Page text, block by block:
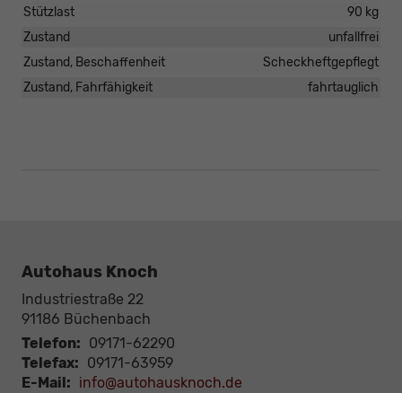
Stützlast
90 kg
Zustand
unfallfrei
Zustand, Beschaffenheit
Scheckheftgepflegt
Zustand, Fahrfähigkeit
fahrtauglich
Autohaus Knoch
Industriestraße 22
91186 Büchenbach
Telefon: 09171-62290
Telefax: 09171-63959
E-Mail: info@autohausknoch.de